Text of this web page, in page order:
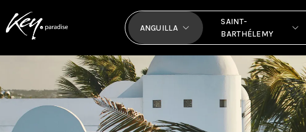
ANGUILLA
SAINT-
BARTHÉLEMY